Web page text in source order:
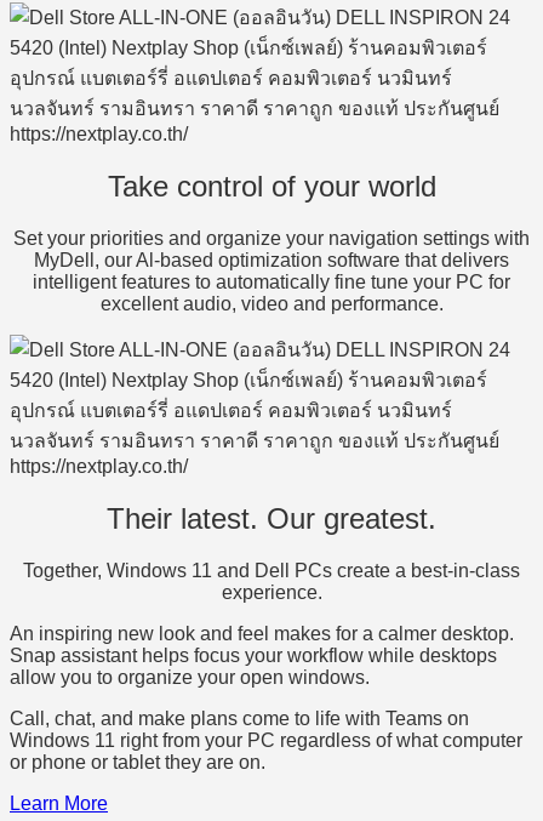
Take control of your world
Set your priorities and organize your navigation settings with
MyDell, our Al-based optimization software that delivers
intelligent features to automatically fine tune your PC for
excellent audio, video and performance.
Their latest. Our greatest.
Together, Windows 11 and Dell PCs create a best-in-class
experience.
An inspiring new look and feel makes for a calmer desktop.
Snap assistant helps focus your workflow while desktops
allow you to organize your open windows.
Call, chat, and make plans come to life with Teams on
Windows 11 right from your PC regardless of what computer
or phone or tablet they are on.
Learn More